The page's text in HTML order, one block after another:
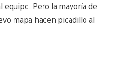
equipo. Pero la mayoría de
mapa hacen picadillo al